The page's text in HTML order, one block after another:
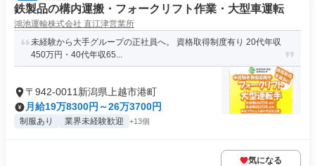
鉄製品の構内運搬・フォークリフト作業・大型車運転
鴻池運輸株式会社 直江津営業所
未経験から大手グループの正社員へ。 資格取得制度有り 20代年収
450万円・40代年収65...
〒942-0011新潟県上越市港町
月給19万8300円～26万3700円
制服あり 業界未経験歓迎 +13個
気になる